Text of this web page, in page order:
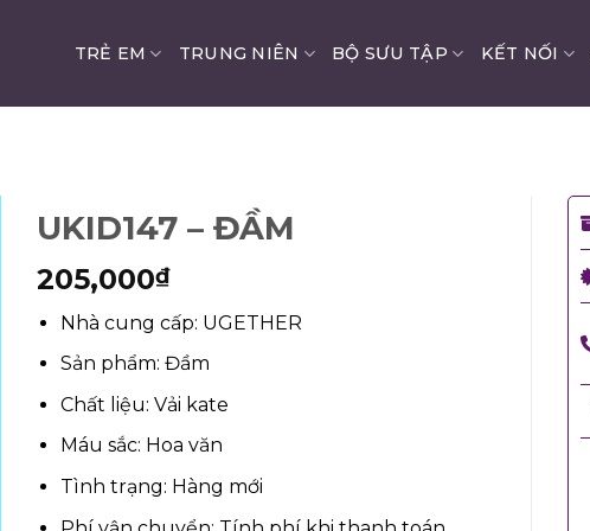
TRẺ EM TRUNG NIÊN BỘ SƯU TẬP KẾT NỐI
UKID147 – ĐẦM
205,000₫
Nhà cung cấp: UGETHER
Sản phẩm: Đầm
Chất liệu: Vải kate
Máu sắc: Hoa văn
Tình trạng: Hàng mới